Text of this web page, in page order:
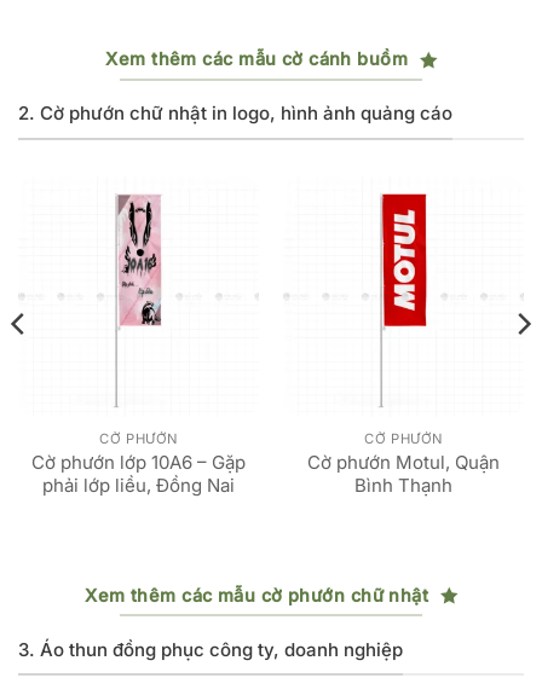
Xem thêm các mẫu cờ cánh buồm
2. Cờ phướn chữ nhật in logo, hình ảnh quảng cáo
CỜ PHƯỚN
Cờ phướn lớp 10A6 – Gặp
phải lớp liều, Đồng Nai
CỜ PHƯỚN
Cờ phướn Motul, Quận
Bình Thạnh
Xem thêm các mẫu cờ phướn chữ nhật
3. Áo thun đồng phục công ty, doanh nghiệp